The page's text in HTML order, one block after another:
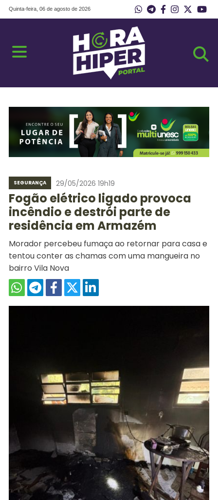
Quinta-feira, 06 de agosto de 2026
SEGURANÇA 29/05/2026 19h19
Fogão elétrico ligado provoca
incêndio e destrói parte de
residência em Armazém
Morador percebeu fumaça ao retornar para casa e
tentou conter as chamas com uma mangueira no
bairro Vila Nova